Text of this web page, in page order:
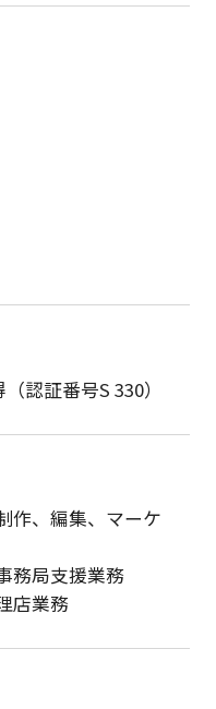
認証番号S 330）
作、編集、マーケ
務局支援業務
店業務